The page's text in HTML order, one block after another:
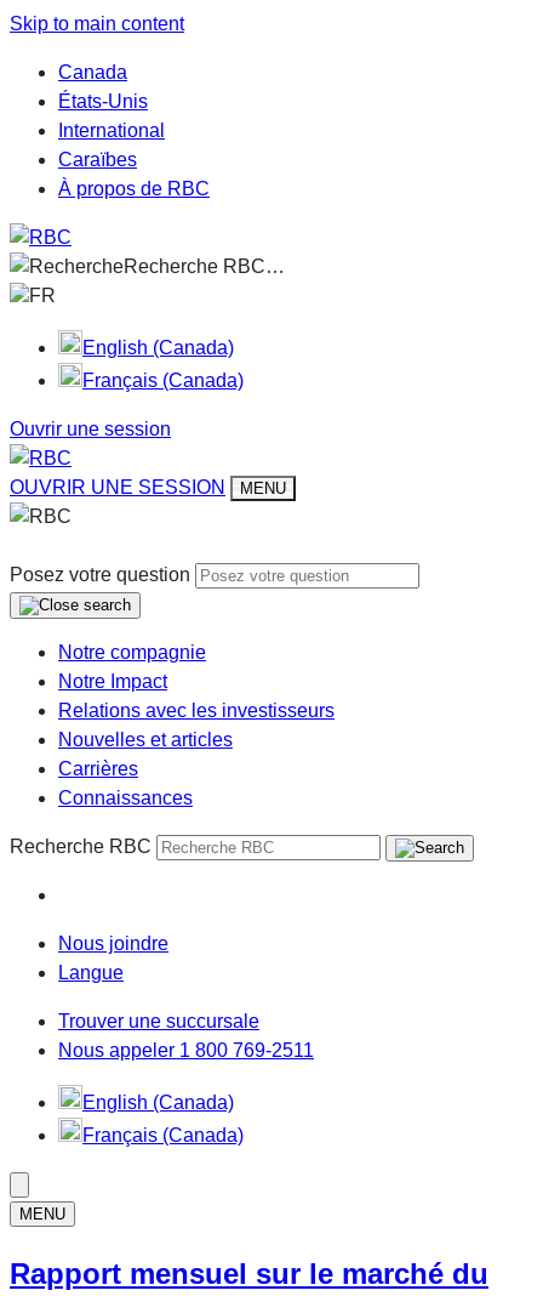
Skip to main content
Canada
États-Unis
International
Caraïbes
À propos de RBC
Recherche RBC…
FR
English (Canada)
Français (Canada)
Ouvrir une session
OUVRIR UNE SESSION MENU
Posez votre question
Notre compagnie
Notre Impact
Relations avec les investisseurs
Nouvelles et articles
Carrières
Connaissances
Recherche RBC
Nous joindre
Langue
Trouver une succursale
Nous appeler 1 800 769-2511
English (Canada)
Français (Canada)
MENU
Rapport mensuel sur le marché du